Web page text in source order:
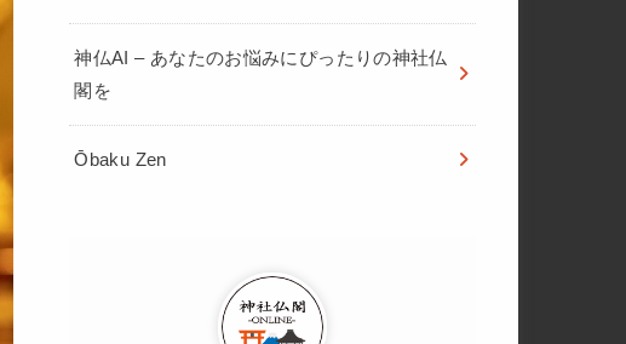
神仏AI – あなたのお悩みにぴったりの神社仏
閣を
Ōbaku Zen